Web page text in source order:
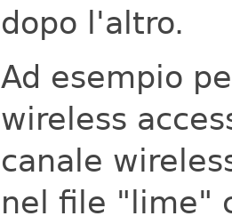
dopo l'altro.
Ad esempio
wireless
canale
nel file "lime"